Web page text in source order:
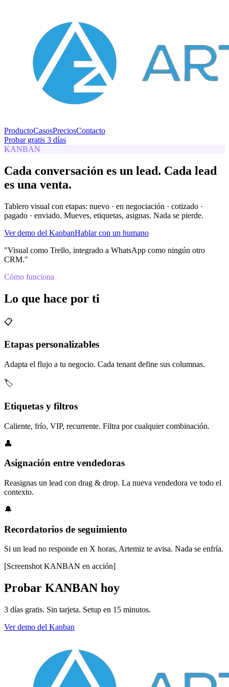
ProductoCasosPreciosContacto
Probar gratis 3 días
KANBAN
Cada conversación es un lead. Cada lead
es una venta.
Tablero visual con etapas: nuevo · en negociación · cotizado ·
pagado · enviado. Mueves, etiquetas, asignas. Nada se pierde.
Ver demo del KanbanHablar con un humano
"Visual como Trello, integrado a WhatsApp como ningún otro
CRM."
Cómo funciona
Lo que hace por ti
📋
Etapas personalizables
Adapta el flujo a tu negocio. Cada tenant define sus columnas.
🏷️
Etiquetas y filtros
Caliente, frío, VIP, recurrente. Filtra por cualquier combinación.
👤
Asignación entre vendedoras
Reasignas un lead con drag & drop. La nueva vendedora ve todo el
contexto.
🔔
Recordatorios de seguimiento
Si un lead no responde en X horas, Artemiz te avisa. Nada se enfría.
[Screenshot KANBAN en acción]
Probar KANBAN hoy
3 días gratis. Sin tarjeta. Setup en 15 minutos.
Ver demo del Kanban